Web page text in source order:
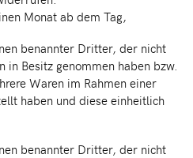
Monat ab dem Tag,
benannter Dritter, der nicht
Besitz genommen haben bzw.
Waren im Rahmen einer
haben und diese einheitlich
benannter Dritter, der nicht